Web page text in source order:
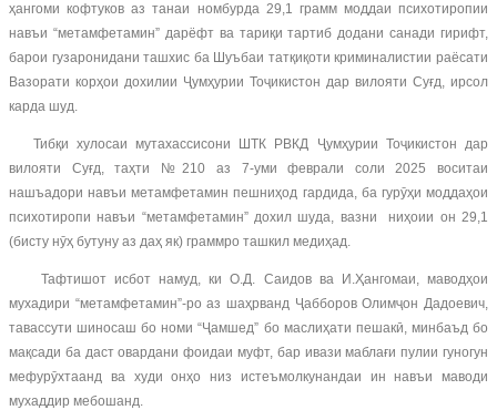
ҳангоми кофтуков аз танаи номбурда 29,1 грамм моддаи психотиропии
навъи “метамфетамин” дарёфт ва тариқи тартиб додани санади гирифт,
барои гузаронидани ташхис ба Шуъбаи татқиқоти криминалистии раёсати
Вазорати корҳои дохилии Ҷумҳурии Тоҷикистон дар вилояти Суғд, ирсол
карда шуд.
Тибқи хулосаи мутахассисони ШТК РВКД Ҷумҳурии Тоҷикистон дар
вилояти Суғд, таҳти №210 аз 7-уми феврали соли 2025 воситаи
нашъадори навъи метамфетамин пешниҳод гардида, ба гурӯҳи моддаҳои
психотиропи навъи “метамфетамин” дохил шуда, вазни ниҳоии он 29,1
(бисту нӯҳ бутуну аз даҳ як) граммро ташкил медиҳад.
Тафтишот исбот намуд, ки О.Д. Саидов ва И.Ҳангомаи, маводҳои
мухадири “метамфетамин”-ро аз шаҳрванд Ҷабборов Олимҷон Дадоевич,
тавассути шиносаш бо номи “Ҷамшед” бо маслиҳати пешакӣ, минбаъд бо
мақсади ба даст овардани фоидаи муфт, бар ивази маблағи пулии гуногун
мефурӯхтаанд ва худи онҳо низ истеъмолкунандаи ин навъи маводи
мухаддир мебошанд.